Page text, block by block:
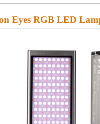
Eyes RGB LED